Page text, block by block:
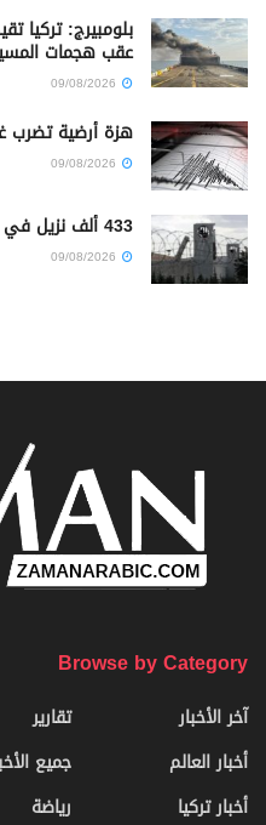
بلومبيرج: تركيا
عقب هجمات
هزة أرضية تضرب
433 ألف نزيل في السجون التركية
Browse by Category
آخر الأخبار
أخبار العالم
أخبار تركيا
تقارير
جميع
رياضة